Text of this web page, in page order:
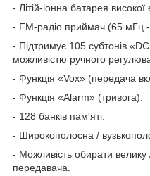
- Літій-іонна батарея високої
- FM-радіо приймач (65 мГц
- Підтримує 105 субтонів
можливістю ручного
- Функція «Vox» (передача
- Функція «Alarm» (тривога).
- 128 банків пам'яті.
- Широкополосна /
- Можливість обирати велику
передавача.